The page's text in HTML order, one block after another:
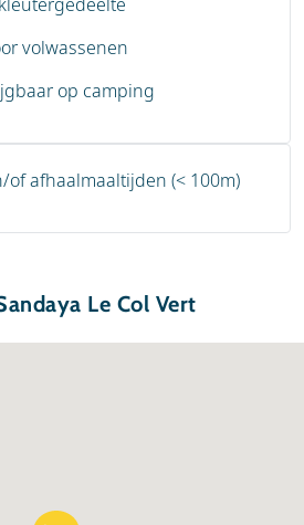
volwassenen
op camping
of afhaalmaaltijden (< 100m)
Le Col Vert